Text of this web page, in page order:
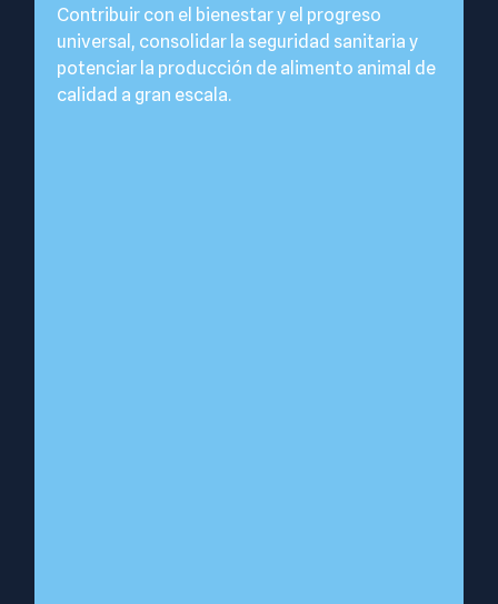
Contribuir con el bienestar y el progreso
universal, consolidar la seguridad sanitaria y
potenciar la producción de alimento animal de
calidad a gran escala.